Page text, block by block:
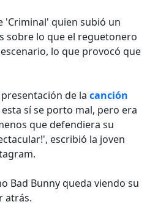
'Criminal' quien subió un
sobre lo que el reguetonero
lo que provocó que
de la canción
esta sí se porto mal, pero era
que defendiera su
escribió la joven
Bad Bunny queda viendo su
atrás.